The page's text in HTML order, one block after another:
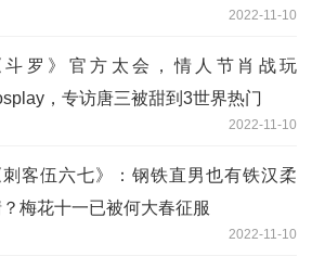
2022-11-10
斗罗》官方太会，情人节肖战玩
，专访唐三被甜到3世界热门
2022-11-10
刺客伍六七》：钢铁直男也有铁汉柔
梅花十一已被何大春征服
2022-11-10